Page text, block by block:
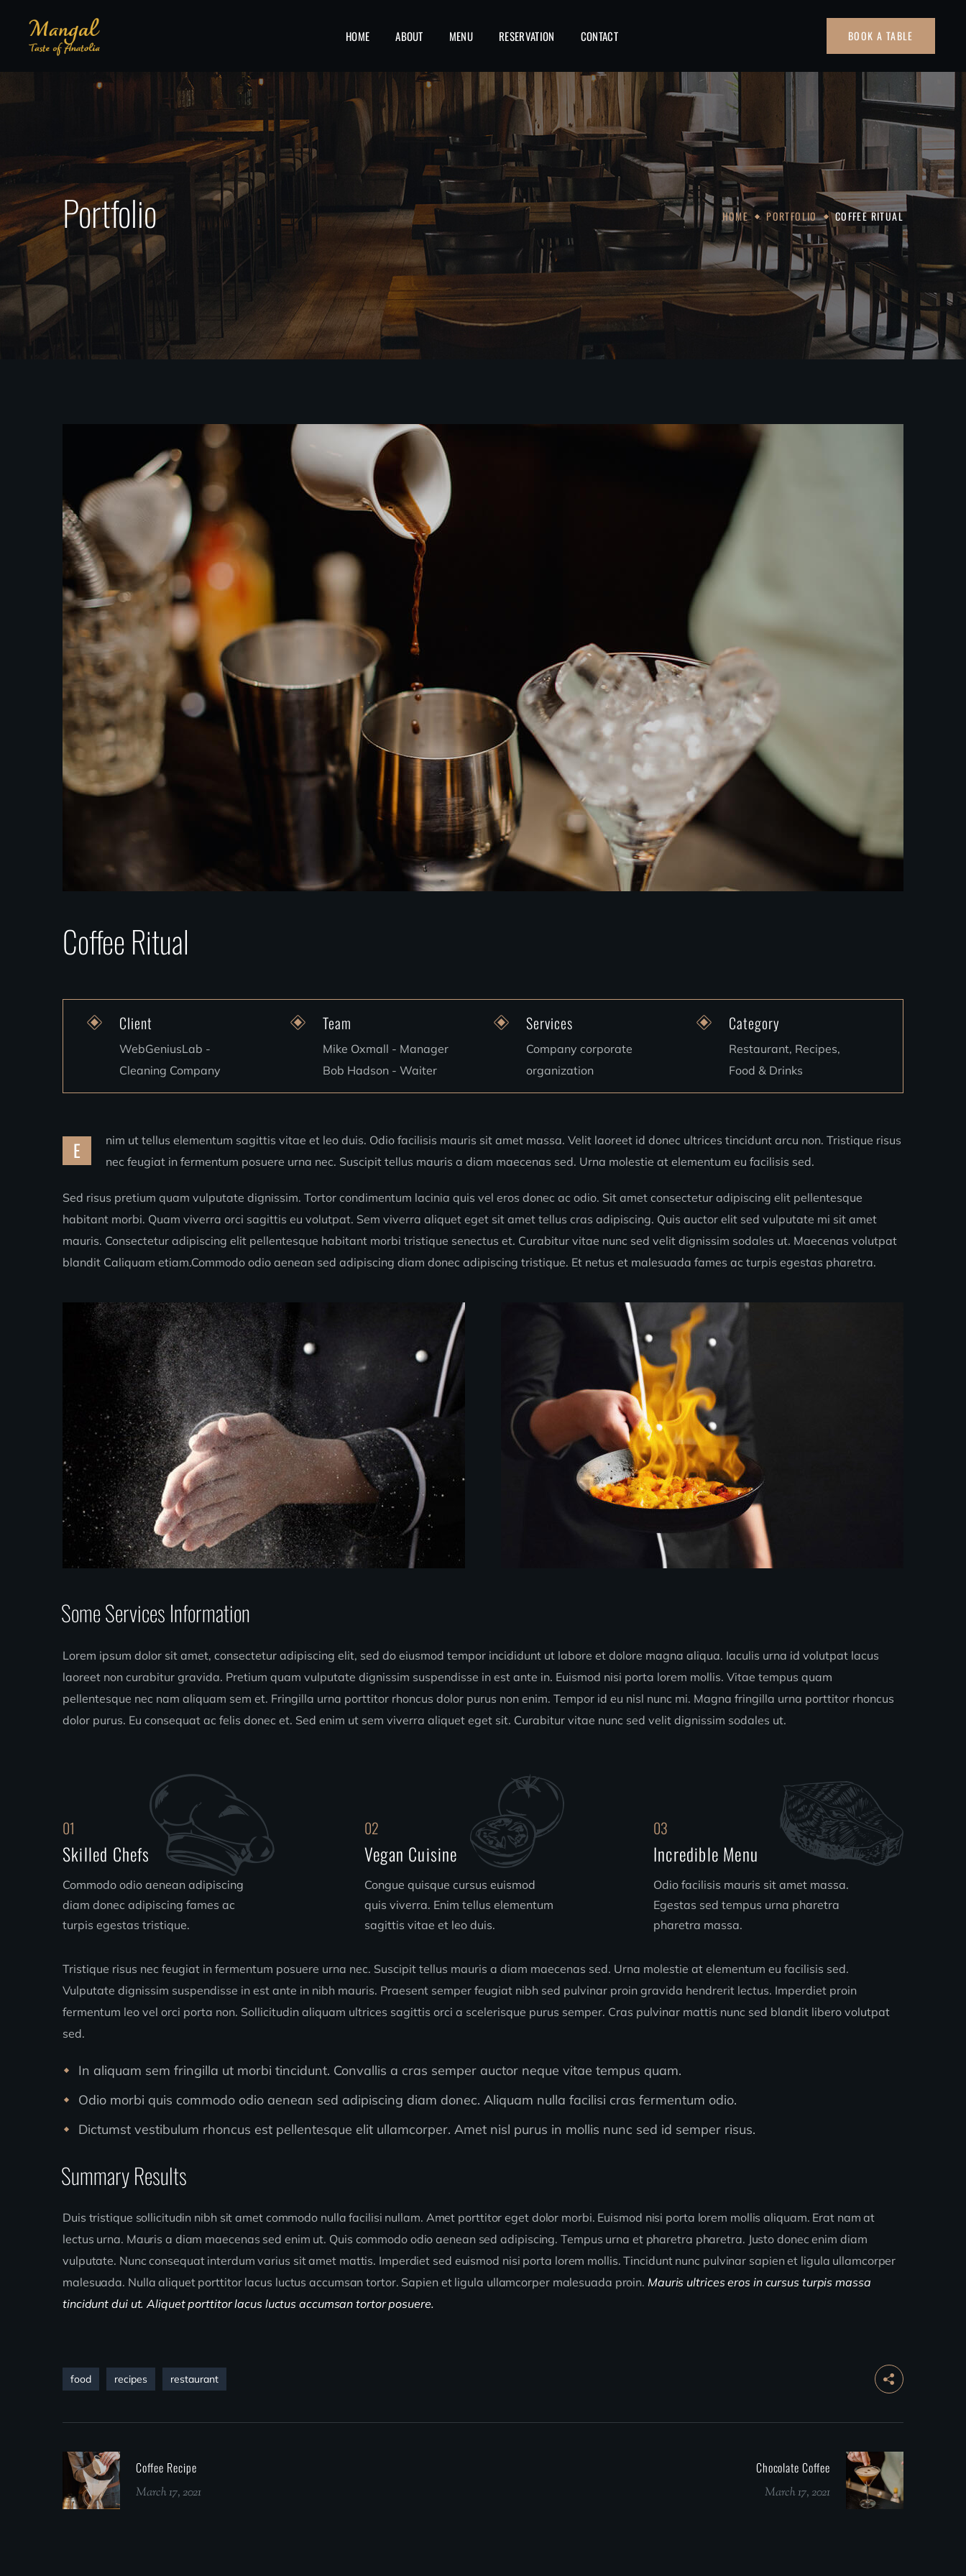
HOME ABOUT MENU RESERVATION CONTACT BOOK A TABLE
Portfolio HOME PORTFOLIO COFFEE RITUAL
Coffee Ritual
Client
WebGeniusLab -
Cleaning Company
Team
Mike Oxmall - Manager
Bob Hadson - Waiter
Services
Company corporate
organization
Category
Restaurant, Recipes,
Food & Drinks
E
nim ut tellus elementum sagittis vitae et leo duis. Odio facilisis mauris sit amet massa. Velit laoreet id donec ultrices tincidunt arcu non. Tristique risus
nec feugiat in fermentum posuere urna nec. Suscipit tellus mauris a diam maecenas sed. Urna molestie at elementum eu facilisis sed.
Sed risus pretium quam vulputate dignissim. Tortor condimentum lacinia quis vel eros donec ac odio. Sit amet consectetur adipiscing elit pellentesque
habitant morbi. Quam viverra orci sagittis eu volutpat. Sem viverra aliquet eget sit amet tellus cras adipiscing. Quis auctor elit sed vulputate mi sit amet
mauris. Consectetur adipiscing elit pellentesque habitant morbi tristique senectus et. Curabitur vitae nunc sed velit dignissim sodales ut. Maecenas volutpat
blandit Caliquam etiam.Commodo odio aenean sed adipiscing diam donec adipiscing tristique. Et netus et malesuada fames ac turpis egestas pharetra.
Some Services Information
Lorem ipsum dolor sit amet, consectetur adipiscing elit, sed do eiusmod tempor incididunt ut labore et dolore magna aliqua. Iaculis urna id volutpat lacus
laoreet non curabitur gravida. Pretium quam vulputate dignissim suspendisse in est ante in. Euismod nisi porta lorem mollis. Vitae tempus quam
pellentesque nec nam aliquam sem et. Fringilla urna porttitor rhoncus dolor purus non enim. Tempor id eu nisl nunc mi. Magna fringilla urna porttitor rhoncus
dolor purus. Eu consequat ac felis donec et. Sed enim ut sem viverra aliquet eget sit. Curabitur vitae nunc sed velit dignissim sodales ut.
01
Skilled Chefs
Commodo odio aenean adipiscing
diam donec adipiscing fames ac
turpis egestas tristique.
02
Vegan Cuisine
Congue quisque cursus euismod
quis viverra. Enim tellus elementum
sagittis vitae et leo duis.
03
Incredible Menu
Odio facilisis mauris sit amet massa.
Egestas sed tempus urna pharetra
pharetra massa.
Tristique risus nec feugiat in fermentum posuere urna nec. Suscipit tellus mauris a diam maecenas sed. Urna molestie at elementum eu facilisis sed.
Vulputate dignissim suspendisse in est ante in nibh mauris. Praesent semper feugiat nibh sed pulvinar proin gravida hendrerit lectus. Imperdiet proin
fermentum leo vel orci porta non. Sollicitudin aliquam ultrices sagittis orci a scelerisque purus semper. Cras pulvinar mattis nunc sed blandit libero volutpat
sed.
In aliquam sem fringilla ut morbi tincidunt. Convallis a cras semper auctor neque vitae tempus quam.
Odio morbi quis commodo odio aenean sed adipiscing diam donec. Aliquam nulla facilisi cras fermentum odio.
Dictumst vestibulum rhoncus est pellentesque elit ullamcorper. Amet nisl purus in mollis nunc sed id semper risus.
Summary Results
Duis tristique sollicitudin nibh sit amet commodo nulla facilisi nullam. Amet porttitor eget dolor morbi. Euismod nisi porta lorem mollis aliquam. Erat nam at
lectus urna. Mauris a diam maecenas sed enim ut. Quis commodo odio aenean sed adipiscing. Tempus urna et pharetra pharetra. Justo donec enim diam
vulputate. Nunc consequat interdum varius sit amet mattis. Imperdiet sed euismod nisi porta lorem mollis. Tincidunt nunc pulvinar sapien et ligula ullamcorper
malesuada. Nulla aliquet porttitor lacus luctus accumsan tortor. Sapien et ligula ullamcorper malesuada proin. Mauris ultrices eros in cursus turpis massa
tincidunt dui ut. Aliquet porttitor lacus luctus accumsan tortor posuere.
food recipes restaurant
Coffee Recipe
March 17, 2021
Сhocolate Сoffee
March 17, 2021